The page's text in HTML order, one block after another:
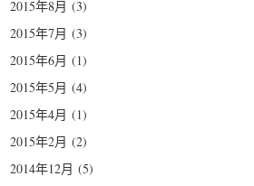
2015年8月 (3)
2015年7月 (3)
2015年6月 (1)
2015年5月 (4)
2015年4月 (1)
2015年2月 (2)
2014年12月 (5)